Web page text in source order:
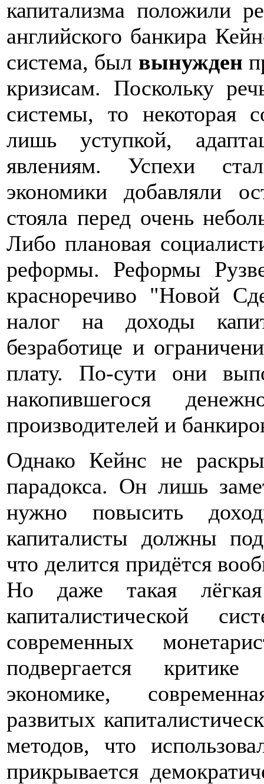
капитализма положили
английского банкира
система, был вынужден
кризисам. Поскольку
системы, то некоторая
лишь уступкой,
явлениям. Успехи
экономики добавляли
стояла перед очень
Либо плановая
реформы. Реформы
красноречиво "Новой
налог на доходы
безработице и
плату. По-сути они
накопившегося
производителей и
Однако Кейнс не
парадокса. Он лишь
нужно повысить
капиталисты должны
что делится придётся
Но даже такая лёгкая
капиталистической
современных
подвергается
экономике,
развитых
методов, что
прикрывается